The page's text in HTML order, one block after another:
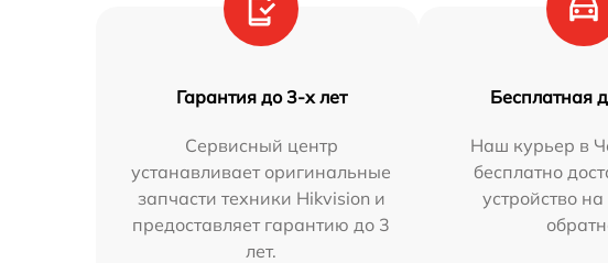
Гарантия до 3-х лет
Сервисный центр
устанавливает оригинальные
запчасти техники Hikvision и
предоставляет гарантию до 3
лет.
Бесплатная
Наш курьер в
бесплатно
устройство